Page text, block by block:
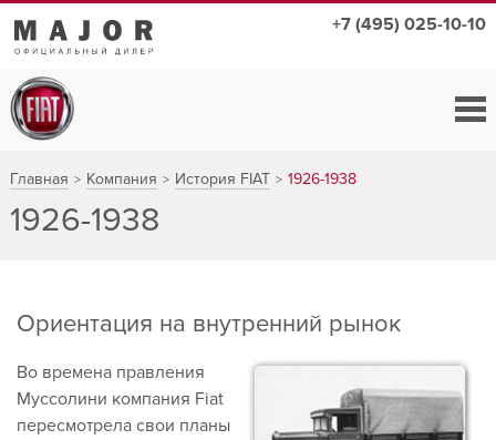
+7 (495) 025-10-10
Главная Компания История FIAT 1926-1938
1926-1938
Ориентация на внутренний рынок
Во времена правления
Муссолини компания Fiat
пересмотрела свои планы